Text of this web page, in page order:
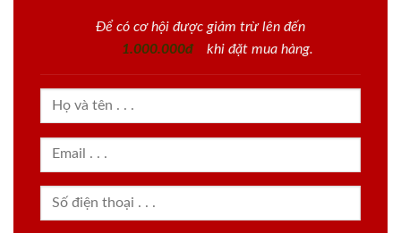
Để có cơ hội được giảm trừ lên đến
1.000.000đ
khi đặt mua hàng.